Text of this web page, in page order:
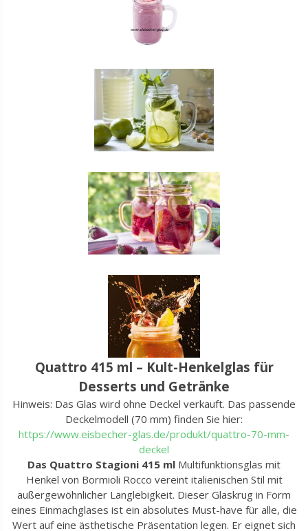
Quattro 415 ml – Kult-Henkelglas für
Desserts und Getränke
Hinweis: Das Glas wird ohne Deckel verkauft. Das passende
Deckelmodell (70 mm) finden Sie hier:
https://www.eisbecher-glas.de/produkt/quattro-70-mm-
deckel
Das Quattro Stagioni 415 ml Multifunktionsglas mit
Henkel von Bormioli Rocco vereint italienischen Stil mit
außergewöhnlicher Langlebigkeit. Dieser Glaskrug in Form
eines Einmachglases ist ein absolutes Must-have für alle, die
Wert auf eine ästhetische Präsentation legen. Er eignet sich